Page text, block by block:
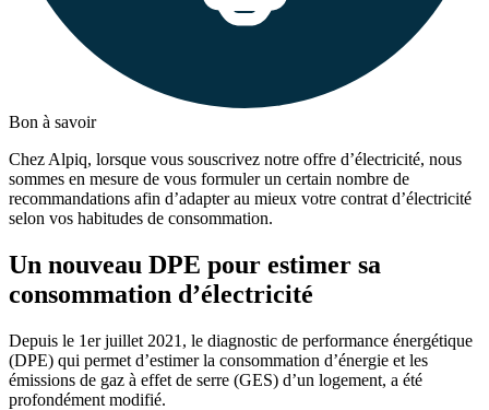
Bon à savoir
Chez Alpiq, lorsque vous souscrivez notre offre d’électricité, nous
sommes en mesure de vous formuler un certain nombre de
recommandations afin d’adapter au mieux votre contrat d’électricité
selon vos habitudes de consommation.
Un nouveau DPE pour estimer sa
consommation d’électricité
Depuis le 1erjuillet 2021, le diagnostic de performance énergétique
(DPE) qui permet d’estimer la consommation d’énergie et les
émissions de gaz à effet de serre (GES) d’un logement, a été
profondément modifié.